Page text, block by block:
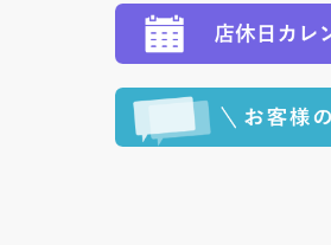
程に合わせてお届けいたします。）